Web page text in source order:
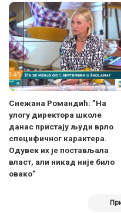
Снежана Романдић: ”На
улогу директора школе
данас пристају људи врло
специфичног карактера.
Одувек их је постављала
власт, али никад није било
овако”